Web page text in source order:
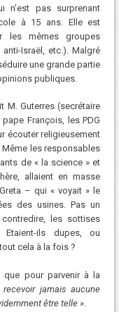
pas surprenant
à 15 ans. Elle est
les mêmes groupes
Israël, etc.). Malgré
une grande partie
publiques.
M. Guterres (secrétaire
François, les PDG
écouter religieusement
les responsables
de « la science » et
allaient en masse
– qui « voyait » le
des usines. Pas un
contredire, les sottises
Etaient-ils dupes, ou
cela à la fois ?
que pour parvenir à la
jamais aucune
être telle».